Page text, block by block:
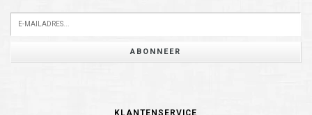
ABONNEER
KLANTENSERVICE